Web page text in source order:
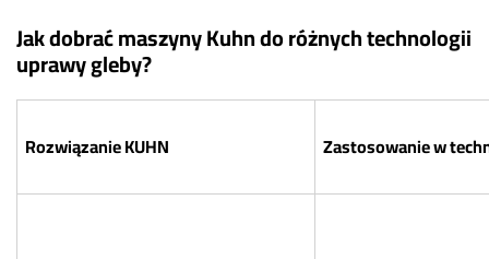
Jak dobrać maszyny Kuhn do różnych technologii
uprawy gleby?
Rozwiązanie KUHN Zastosowanie w